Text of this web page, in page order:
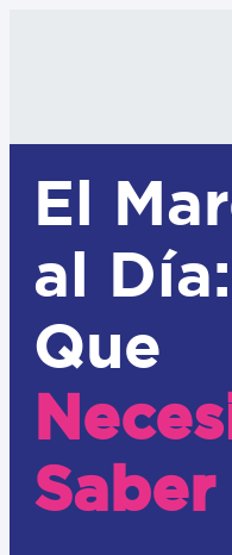
El
al
Que
Saber